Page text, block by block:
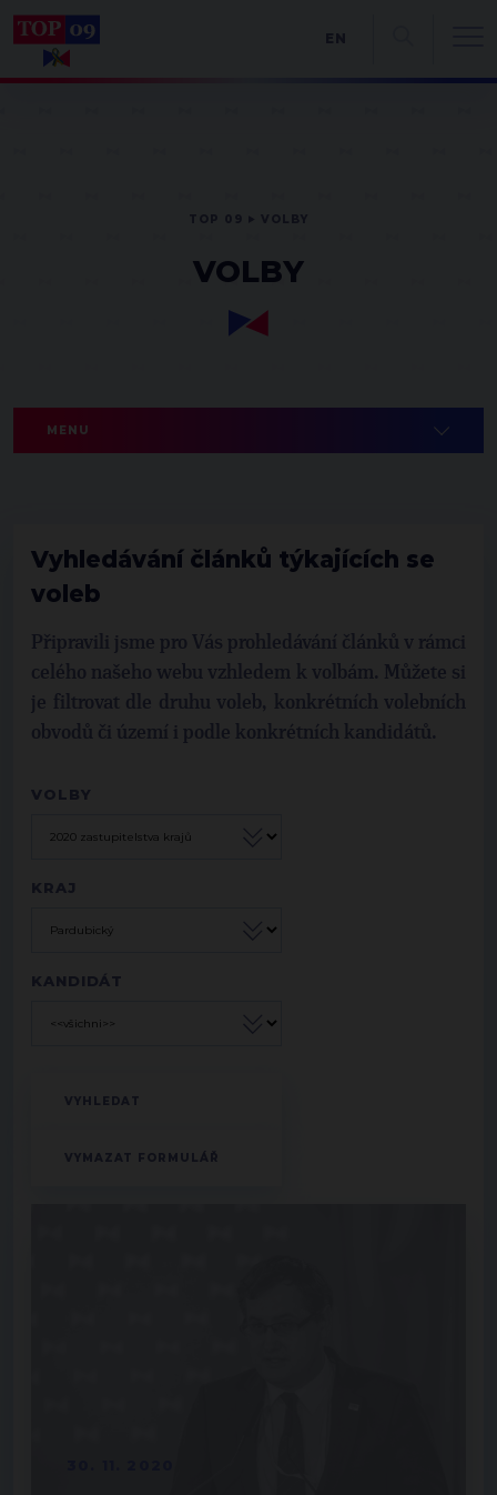
VOLBY
MENU
Vyhledávání článků týkajících se
voleb
Připravili jsme pro Vás prohledávání článků v rámci
celého našeho webu vzhledem k volbám. Můžete si
je filtrovat dle druhu voleb, konkrétních volebních
obvodů či území i podle konkrétních kandidátů.
VOLBY
KRAJ
KANDIDÁT